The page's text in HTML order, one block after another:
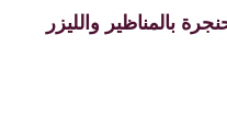
بالمناظير والليزر